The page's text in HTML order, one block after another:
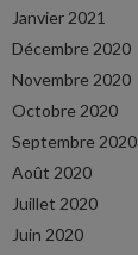
Janvier 2021
Décembre 2020
Novembre 2020
Octobre 2020
Septembre 2020
Août 2020
Juillet 2020
Juin 2020